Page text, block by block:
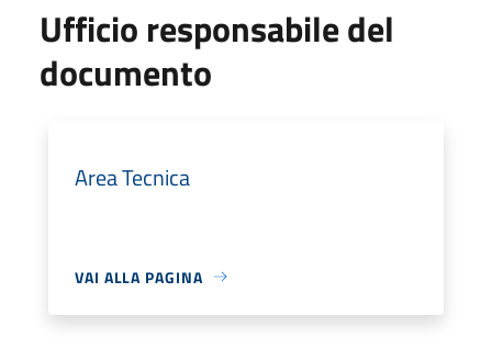
Ufficio responsabile del
documento
Area Tecnica
VAI ALLA PAGINA